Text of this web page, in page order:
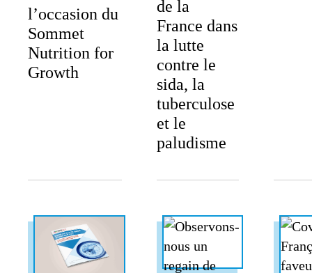
l’occasion du
Sommet
Nutrition for
Growth
de la
France dans
la lutte
contre le
sida, la
tuberculose
et le
paludisme